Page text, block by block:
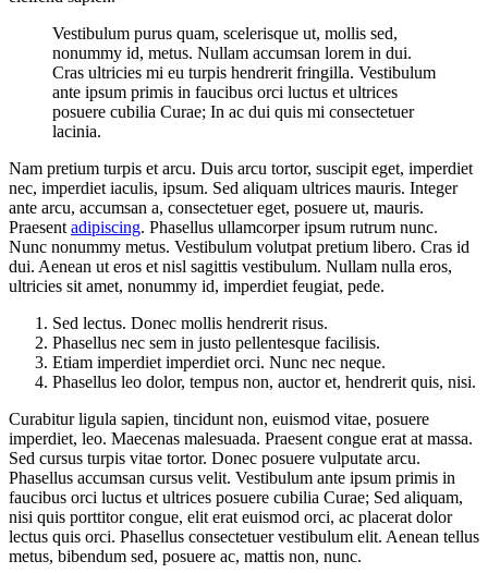
Vestibulum purus quam, scelerisque ut, mollis sed,
nonummy id, metus. Nullam accumsan lorem in dui.
Cras ultricies mi eu turpis hendrerit fringilla. Vestibulum
ante ipsum primis in faucibus orci luctus et ultrices
posuere cubilia Curae; In ac dui quis mi consectetuer
lacinia.
Nam pretium turpis et arcu. Duis arcu tortor, suscipit eget, imperdiet
nec, imperdiet iaculis, ipsum. Sed aliquam ultrices mauris. Integer
ante arcu, accumsan a, consectetuer eget, posuere ut, mauris.
Praesent adipiscing. Phasellus ullamcorper ipsum rutrum nunc.
Nunc nonummy metus. Vestibulum volutpat pretium libero. Cras id
dui. Aenean ut eros et nisl sagittis vestibulum. Nullam nulla eros,
ultricies sit amet, nonummy id, imperdiet feugiat, pede.
Sed lectus. Donec mollis hendrerit risus.
Phasellus nec sem in justo pellentesque facilisis.
Etiam imperdiet imperdiet orci. Nunc nec neque.
Phasellus leo dolor, tempus non, auctor et, hendrerit quis, nisi.
Curabitur ligula sapien, tincidunt non, euismod vitae, posuere
imperdiet, leo. Maecenas malesuada. Praesent congue erat at massa.
Sed cursus turpis vitae tortor. Donec posuere vulputate arcu.
Phasellus accumsan cursus velit. Vestibulum ante ipsum primis in
faucibus orci luctus et ultrices posuere cubilia Curae; Sed aliquam,
nisi quis porttitor congue, elit erat euismod orci, ac placerat dolor
lectus quis orci. Phasellus consectetuer vestibulum elit. Aenean tellus
metus, bibendum sed, posuere ac, mattis non, nunc.